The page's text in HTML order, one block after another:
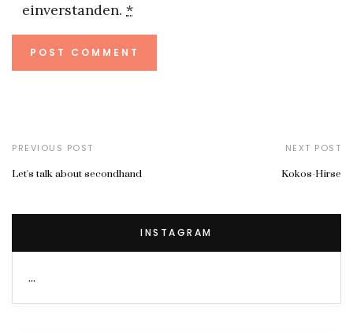
einverstanden. *
PREVIOUS POST
Let's talk about secondhand
NEXT POST
Kokos-Hirse
INSTAGRAM
…